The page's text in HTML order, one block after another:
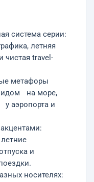
система серии:
летняя
чистая travel-
метафоры
на море,
аэропорта и
и
носителях: